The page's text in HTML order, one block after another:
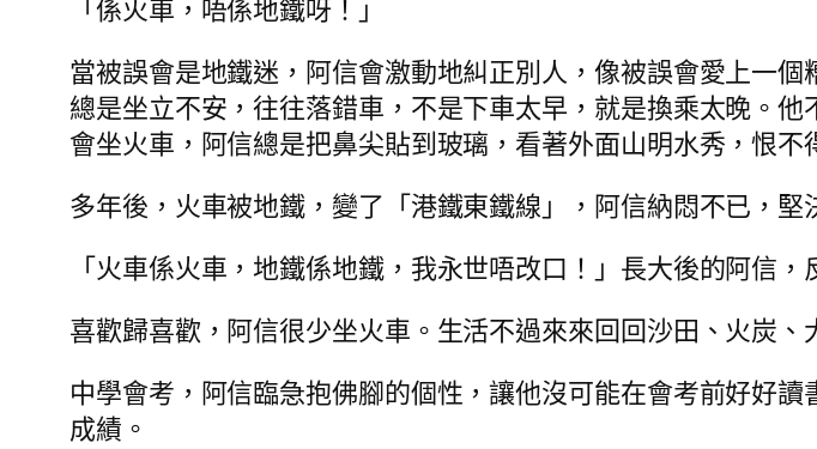
「係火車，唔係地鐵呀！」
當被誤會是地鐵迷，阿信會激動地糾正別人，像被誤會愛上一
總是坐立不安，往往落錯車，不是下車太早，就是換乘太晚。
會坐火車，阿信總是把鼻尖貼到玻璃，看著外面山明水秀，恨不
多年後，火車被地鐵，變了「港鐵東鐵線」，阿信納悶不已，堅
「火車係火車，地鐵係地鐵，我永世唔改口！」長大後的阿信，
喜歡歸喜歡，阿信很少坐火車。生活不過來來回回沙田、火炭
中學會考，阿信臨急抱佛腳的個性，讓他沒可能在會考前好好
成績。